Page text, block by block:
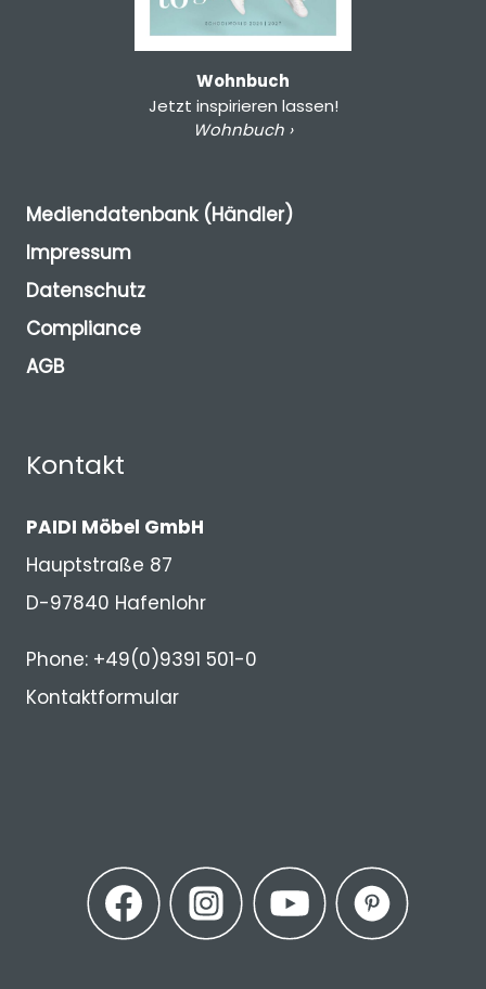
Wohnbuch
Jetzt inspirieren lassen!
Wohnbuch ›
Mediendatenbank (Händler)
Impressum
Datenschutz
Compliance
AGB
Kontakt
PAIDI Möbel GmbH
Hauptstraße 87
D-97840 Hafenlohr
Phone: +49(0)9391 501-0
Kontaktformular